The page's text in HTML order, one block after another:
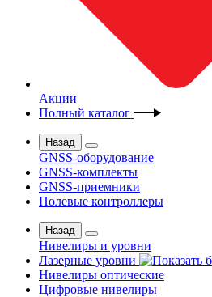
Акции
Полный каталог
Назад
GNSS-оборудование
GNSS-комплекты
GNSS-приемники
Полевые контроллеры
Назад
Нивелиры и уровни
Лазерные уровни
Нивелиры оптические
Цифровые нивелиры